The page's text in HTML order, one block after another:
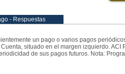
- Respuestas
un pago o varios pagos
situado en el margen izquierdo.
de sus pagos futuros. Nota: